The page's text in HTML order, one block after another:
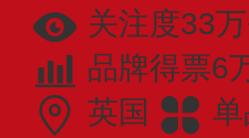
关注度33
品牌得票6
英国